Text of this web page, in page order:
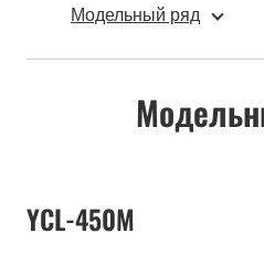
Модельный ряд
YCL-450M